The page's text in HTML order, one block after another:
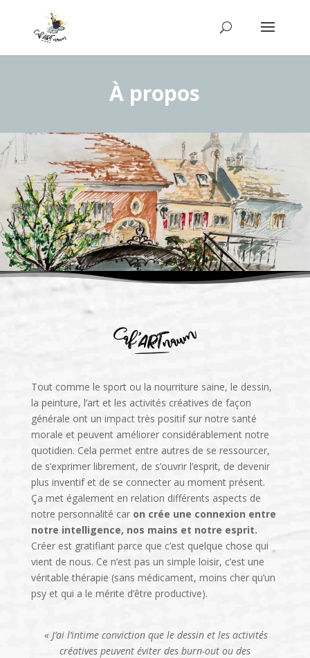
À propos
Tout comme le sport ou la nourriture saine, le dessin,
la peinture, l’art et les activités créatives de façon
générale ont un impact très positif sur notre santé
morale et peuvent améliorer considérablement notre
quotidien. Cela permet entre autres de se ressourcer,
de s’exprimer librement, de s’ouvrir l’esprit, de devenir
plus inventif et de se connecter au moment présent.
Ça met également en relation différents aspects de
notre personnalité car on crée une connexion entre
notre intelligence, nos mains et notre esprit.
Créer est gratifiant parce que c’est quelque chose qui
vient de nous. Ce n’est pas un simple loisir, c’est une
véritable thérapie (sans médicament, moins cher qu’un
psy et qui a le mérite d’être productive).
« J’ai l’intime conviction que le dessin et les activités
créatives peuvent éviter des burn-out ou des